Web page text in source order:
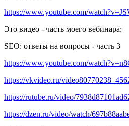
https://www.youtube.com/
Это видео - часть моего вебинара:
SEO: ответы на вопросы - часть 3
https://www.youtube.com/
https://vkvideo.ru/
https://rutube.ru/video/
https://dzen.ru/video/watch/